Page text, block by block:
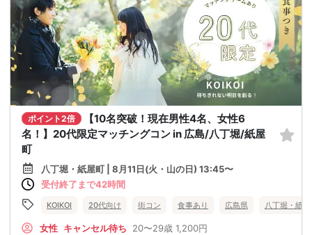
ポイント2倍
【10名突破！現在男性4名、女性6
名！】20代限定マッチングコン in 広島/八丁堀/紙屋
町
八丁堀・紙屋町 | 8月11日(火・山の日) 13:45〜
受付終了まで42時間
KOIKOI 20代向け 街コン 食事あり 広島県 八丁堀・紙
女性 キャンセル待ち 20〜29歳 1,200円